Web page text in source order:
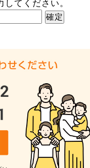
てください。